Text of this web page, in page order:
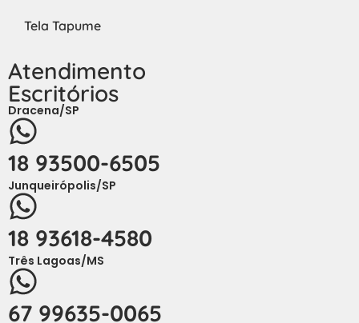
Tela Tapume
Atendimento
Dracena/SP
18 93500-6505
Junqueirópolis/SP
18 93618-4580
Três Lagoas/MS
67 99635-0065
Escritórios